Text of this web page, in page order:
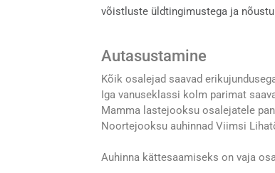
võistluste üldtingimustega ja
Autasustamine
Kõik osalejad saavad
Iga vanuseklassi kolm parimat
Mamma lastejooksu osalejatele
Noortejooksu auhinnad Viimsi
Auhinna kättesaamiseks on vaja